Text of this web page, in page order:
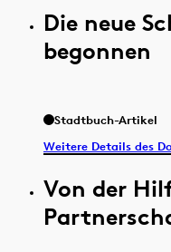
Die neue
begonnen
Stadtbuch-Artikel
Weitere Details des
Von der